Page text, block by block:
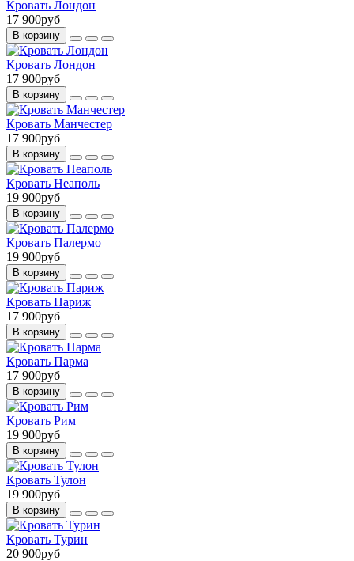
Кровать Лондон
17 900руб
В корзину
Кровать Лондон
17 900руб
В корзину
Кровать Манчестер
17 900руб
В корзину
Кровать Неаполь
19 900руб
В корзину
Кровать Палермо
19 900руб
В корзину
Кровать Париж
17 900руб
В корзину
Кровать Парма
17 900руб
В корзину
Кровать Рим
19 900руб
В корзину
Кровать Тулон
19 900руб
В корзину
Кровать Турин
20 900руб